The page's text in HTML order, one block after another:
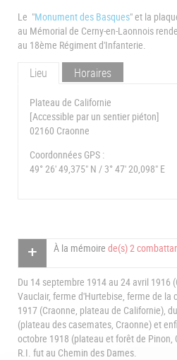
Le "Monument des Basques" et la
au Mémorial de Cerny-en-Laonnois
au 18ème Régiment d'Infanterie.
Lieu Horaires
Plateau de Californie
[Accessible par un sentier piéton]
02160 Craonne
Coordonnées GPS :
49° 26' 49,375" N / 3° 47' 20,098" E
À la mémoire de(s) 2
Du 14 septembre 1914 au 24 avril 1916
Vauclair, ferme d'Hurtebise, ferme de la
1917 (Craonne, plateau de Californie),
(plateau des casemates, Craonne) et
octobre 1918 (plateau et forêt de Pinon,
R.I. fut au Chemin des Dames.